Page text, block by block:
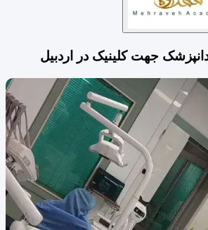
جهت کلینیک در اردبیل